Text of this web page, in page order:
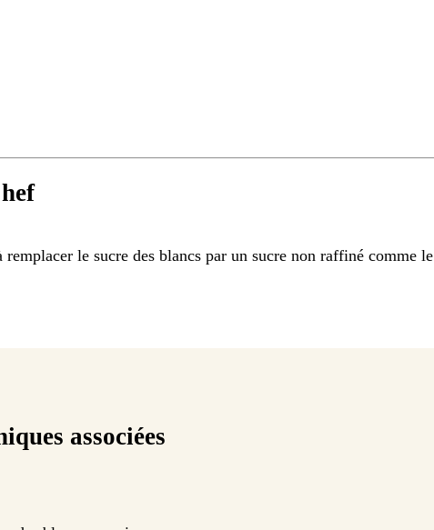
remplacer le sucre des blancs par un sucre non raffiné comme le
associées